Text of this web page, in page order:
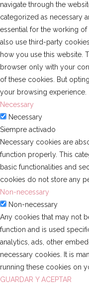
navigate through the
categorized as necessary
essential for the working
also use third-party
how you use this website.
browser only with your
of these cookies. But
your browsing experience.
Necessary
Necessary
Siempre activado
Necessary cookies are
function properly. This
basic functionalities and
cookies do not store any
Non-necessary
Non-necessary
Any cookies that may not
function and is used
analytics, ads, other
necessary cookies. It is
running these cookies on
GUARDAR Y ACEPTAR